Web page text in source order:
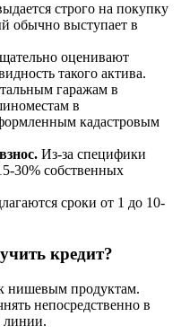
строго на покупку
обычно выступает в
оценивают
такого актива.
гаражам в
в
кадастровым
Из-за специфики
30% собственных
сроки от 1 до 10-
кредит?
нишевым продуктам.
непосредственно в
линии.